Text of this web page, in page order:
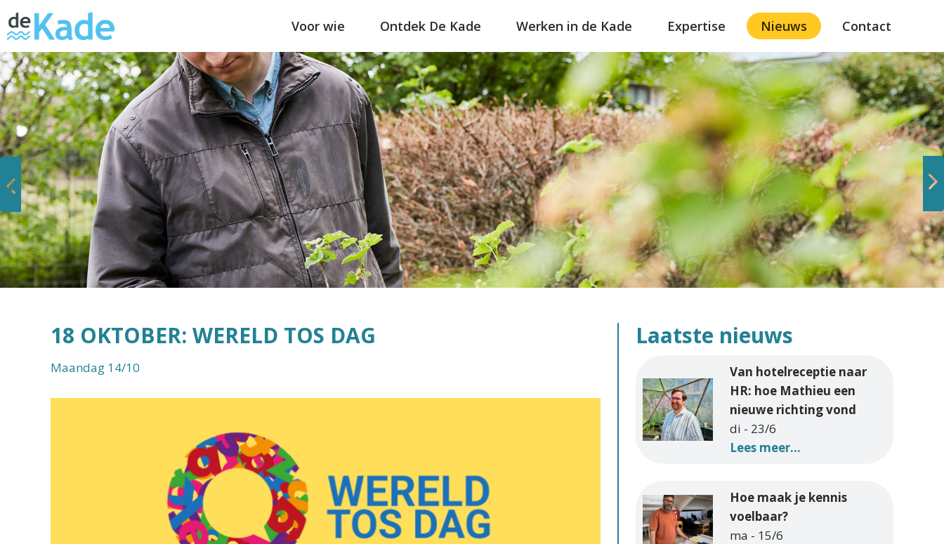
Voor wie Ontdek De Kade Werken in de Kade Expertise Nieuws Contact
Vorige
Volgende
18 OKTOBER: WERELD TOS DAG
Maandag 14/10
Laatste nieuws
Van hotelreceptie naar
HR: hoe Mathieu een
nieuwe richting vond
di - 23/6
Lees meer...
Hoe maak je kennis
voelbaar?
ma - 15/6